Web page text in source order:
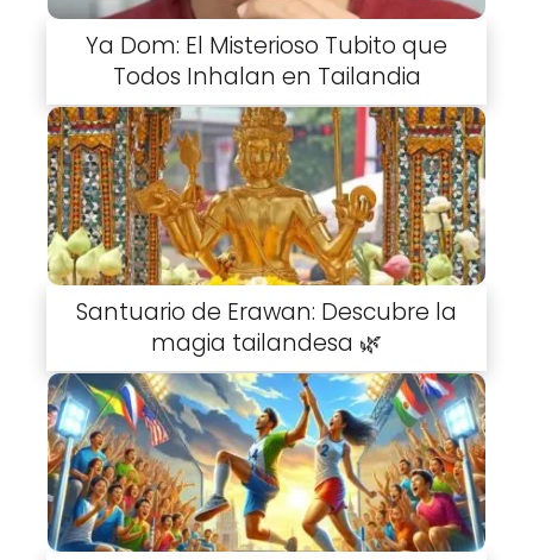
Ya Dom: El Misterioso Tubito que
Todos Inhalan en Tailandia
Santuario de Erawan: Descubre la
magia tailandesa 🌿